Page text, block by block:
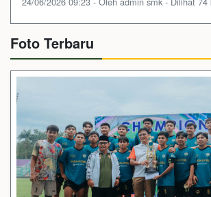
Foto Terbaru